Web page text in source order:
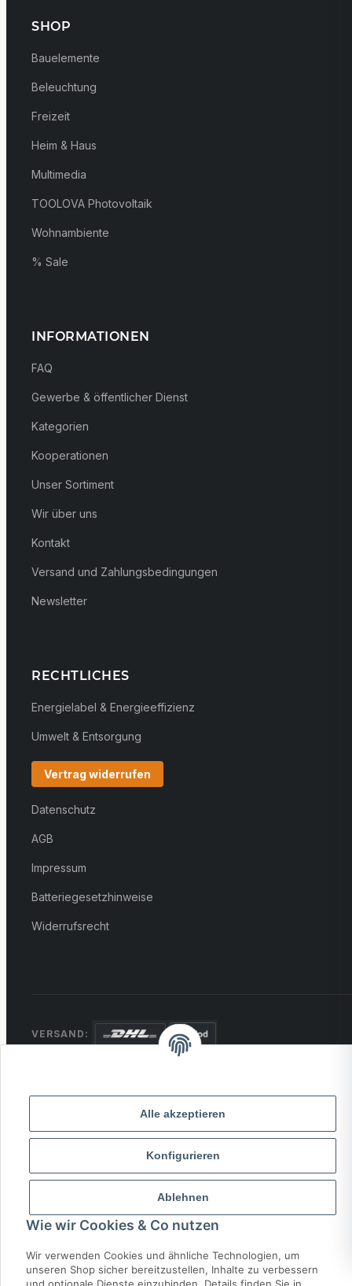
Alle akzeptieren
Konfigurieren
Ablehnen
Wie wir Cookies & Co nutzen
Wir verwenden Cookies und ähnliche Technologien, um
unseren Shop sicher bereitzustellen, Inhalte zu verbessern
SHOP
Bauelemente
Beleuchtung
Freizeit
Heim & Haus
Multimedia
TOOLOVA Photovoltaik
Wohnambiente
% Sale
INFORMATIONEN
FAQ
Gewerbe & öffentlicher Dienst
Kategorien
Kooperationen
Unser Sortiment
Wir über uns
Kontakt
Versand und Zahlungsbedingungen
Newsletter
RECHTLICHES
Energielabel & Energieeffizienz
Umwelt & Entsorgung
Vertrag widerrufen
Datenschutz
AGB
Impressum
Batteriegesetzhinweise
Widerrufsrecht
VERSAND:
* Alle Preise inkl. gesetzlicher USt., zzgl.Versand
© 2026 MCTRADE24. Alle Rechte vorbehalten.
Powered byMD IT Solutions